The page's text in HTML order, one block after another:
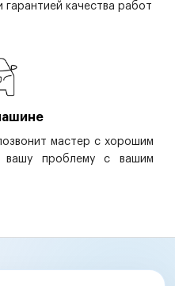
качества работ
мастер с хорошим
вашу проблему с вашим